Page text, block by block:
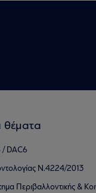
θέματα
/ DAC6
Ν.4224/2013
Περιβαλλοντικής &